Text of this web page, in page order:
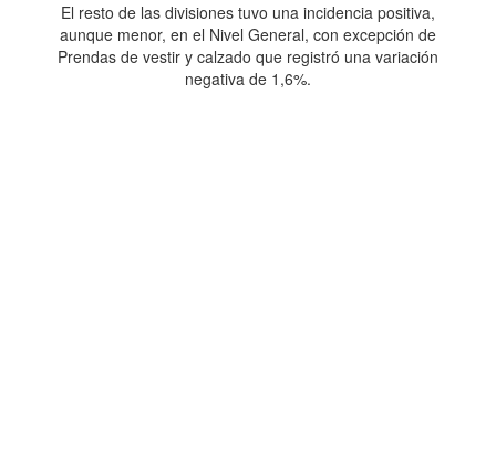
El resto de las divisiones tuvo una incidencia positiva,
aunque menor, en el Nivel General, con excepción de
Prendas de vestir y calzado que registró una variación
negativa de 1,6%.